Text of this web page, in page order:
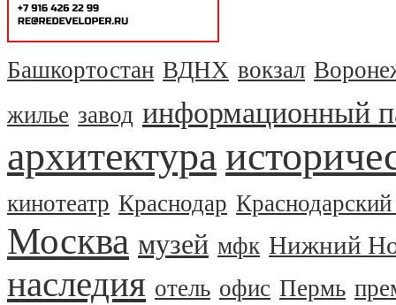
Башкортостан ВДНХ вокзал
жилье завод информационный
архитектура
кинотеатр Краснодар
Москва музей мфк Нижний
наследия отель офис Пермь